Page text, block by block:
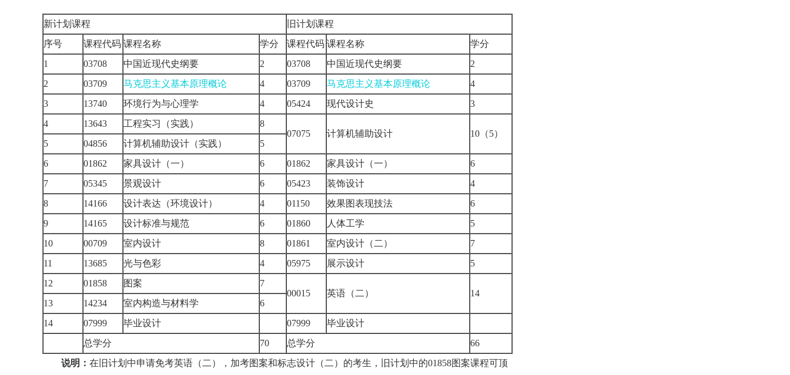
新计划课程
旧计划课程
序号
课程代码 课程名称 学分 课程代码 课程名称
学分
1
03708 中国近现代史纲要 2 03708 中国近现代史纲要
2
2
03709 马克思主义基本原理概论 4 03709 马克思主义基本原理概论
4
3
13740 环境行为与心理学 4 05424 现代设计史
3
4
13643 工程实习（实践）
8
07075
计算机辅助设计
10（5）
5
04856 计算机辅助设计（实践）
5
6
01862 家具设计（一） 6 01862 家具设计（一）
6
7
05345 景观设计 6 05423 装饰设计
4
8
14166 设计表达（环境设计） 4 01150 效果图表现技法
6
9
14165 设计标准与规范 6 01860 人体工学
5
10
00709 室内设计 8 01861 室内设计（二）
7
11
13685 光与色彩 4 05975 展示设计
5
12
01858 图案
7
00015
英语（二）
14
13
14234 室内构造与材料学
6
14
07999 毕业设计 07999
毕业设计
总学分
70 总学分
66
说明： 在旧计划中申请免考英语（二），加考图案和标志设计（二）的考生，旧计划中的01858图案课程可顶